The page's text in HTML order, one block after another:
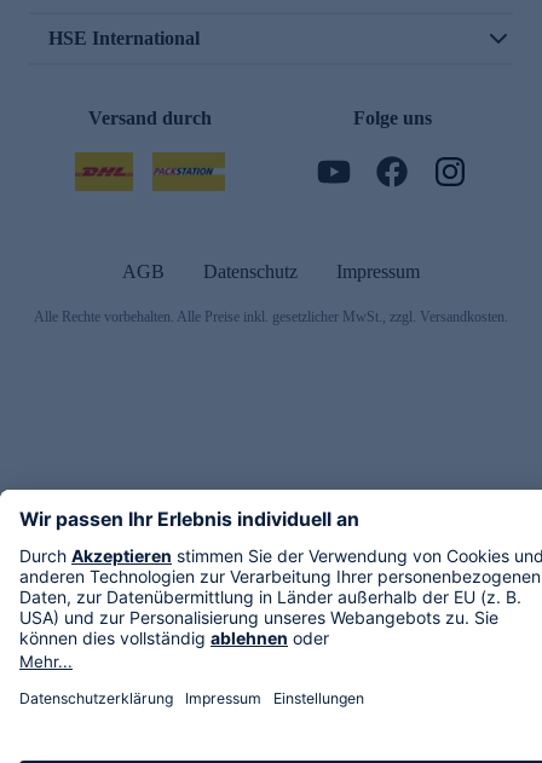
HSE International
Versand durch Folge uns
AGB Datenschutz Impressum
Alle Rechte vorbehalten. Alle Preise inkl. gesetzlicher MwSt., zzgl. Versandkosten.